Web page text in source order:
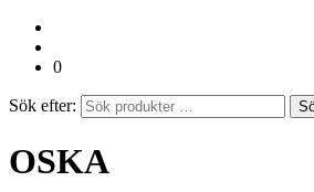
0
Sök efter:
OSKA